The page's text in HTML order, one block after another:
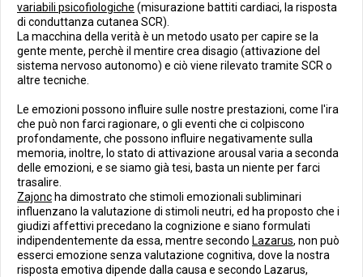
variabili psicofiologiche (misurazione battiti cardiaci, la risposta
di conduttanza cutanea SCR).
La macchina della verità è un metodo usato per capire se la
gente mente, perchè il mentire crea disagio (attivazione del
sistema nervoso autonomo) e ciò viene rilevato tramite SCR o
altre tecniche.
Le emozioni possono influire sulle nostre prestazioni, come l'ira
che può non farci ragionare, o gli eventi che ci colpiscono
profondamente, che possono influire negativamente sulla
memoria, inoltre, lo stato di attivazione arousal varia a seconda
delle emozioni, e se siamo già tesi, basta un niente per farci
trasalire.
Zajonc ha dimostrato che stimoli emozionali subliminari
influenzano la valutazione di stimoli neutri, ed ha proposto che i
giudizi affettivi precedano la cognizione e siano formulati
indipendentemente da essa, mentre secondo Lazarus, non può
esserci emozione senza valutazione cognitiva, dove la nostra
risposta emotiva dipende dalla causa e secondo Lazarus,